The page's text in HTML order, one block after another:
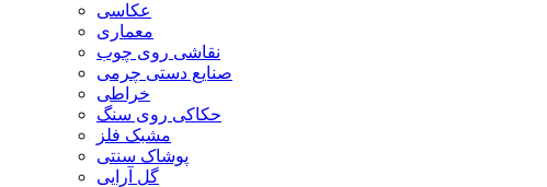
عکاسی
معماری
نقاشی روی چوب
صنایع دستی چرمی
خراطی
حکاکی روی سنگ
مشبک فلز
پوشاک سنتی
گل آرایی